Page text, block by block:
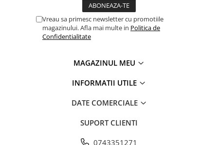
TRICOURI FORD
TRICOURI HONDA
TRICOURI VOLKSWAGEN
Vreau sa primesc newsletter cu promotiile
magazinului. Afla mai multe in Politica de
Confidentialitate
MAGAZINUL MEU
INFORMATII UTILE
DATE COMERCIALE
SUPORT CLIENTI
0743351271